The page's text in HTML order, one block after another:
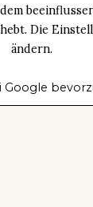
Die
ändern.
Google